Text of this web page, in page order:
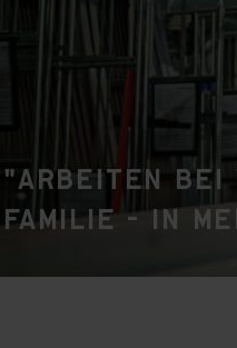
"Arbeiten
Familie - in